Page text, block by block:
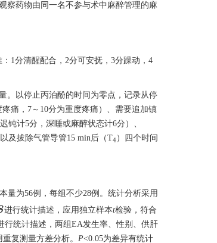
察药物由同一名不参与术中麻醉管理的麻
1分清醒配合，2分可安抚，3分躁动，4
。以停止丙泊酚的时间为零点，记录从停
痛，7～10分为重度疼痛）、需要追加镇
钝计5分，深睡或麻醉状态计6分）、
及拔除气管导管15 min后（T4）四个时间
量为56例，每组不少28例。统计分析采用
进行统计描述，应用独立样本t检验，符合
行统计描述，两组EA发生率、性别、供肝
复测量方差分析。 P<0.05为差异有统计